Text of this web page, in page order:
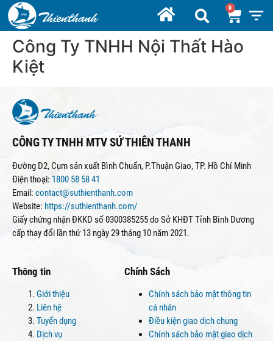
Công Ty TNHH Nội Thất Hào
Kiệt
CÔNG TY TNHH MTV SỨ THIÊN THANH
Đường D2, Cụm sản xuất Bình Chuẩn, P.Thuận Giao, TP. Hồ Chí Minh
Điện thoại: 1800 58 58 41
Email: contact@suthienthanh.com
Website: https://suthienthanh.com/
Giấy chứng nhận ĐKKD số 0300385255 do Sở KHĐT Tỉnh Bình Dương
cấp thay đổi lần thứ 13 ngày 29 tháng 10 năm 2021.
Thông tin
Giới thiệu
Liên hệ
Tuyển dụng
Dịch vụ
Chính Sách
Chính sách bảo mật thông tin
cá nhân
Điều kiện giao dịch chung
Chính sách bảo mật giao dịch